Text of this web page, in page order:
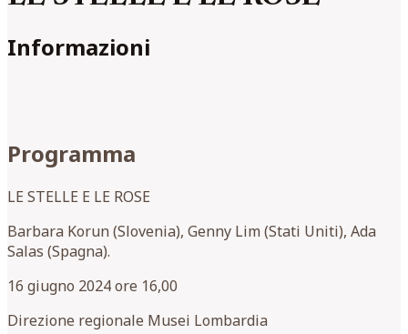
Informazioni
Programma
LE STELLE E LE ROSE
Barbara Korun (Slovenia), Genny Lim (Stati Uniti), Ada
Salas (Spagna).
16 giugno 2024 ore 16,00
Direzione regionale Musei Lombardia